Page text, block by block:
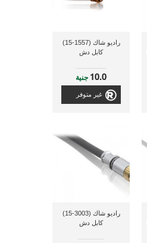
راديو شاك (1557-15)
كابل دش
10.0 جنية
غير متوفر
راديو شاك (3003-15)
كابل دش